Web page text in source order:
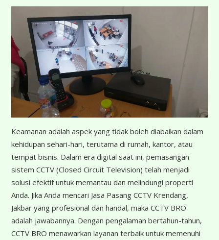
Keamanan adalah aspek yang tidak boleh diabaikan dalam
kehidupan sehari-hari, terutama di rumah, kantor, atau
tempat bisnis. Dalam era digital saat ini, pemasangan
sistem CCTV (Closed Circuit Television) telah menjadi
solusi efektif untuk memantau dan melindungi properti
Anda. Jika Anda mencari Jasa Pasang CCTV Krendang,
Jakbar yang profesional dan handal, maka CCTV BRO
adalah jawabannya. Dengan pengalaman bertahun-tahun,
CCTV BRO menawarkan layanan terbaik untuk memenuhi